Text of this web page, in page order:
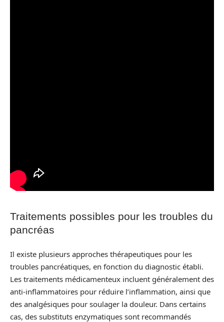
Traitements possibles pour les troubles du
pancréas
Il existe plusieurs approches thérapeutiques pour les
troubles pancréatiques, en fonction du diagnostic établi.
Les traitements médicamenteux incluent généralement des
anti-inflammatoires pour réduire l’inflammation, ainsi que
des analgésiques pour soulager la douleur. Dans certains
cas, des substituts enzymatiques sont recommandés